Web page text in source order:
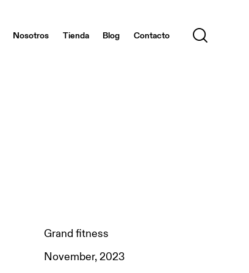
Nosotros Tienda Blog Contacto
Grand fitness
November, 2023